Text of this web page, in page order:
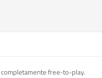
free-to-play.